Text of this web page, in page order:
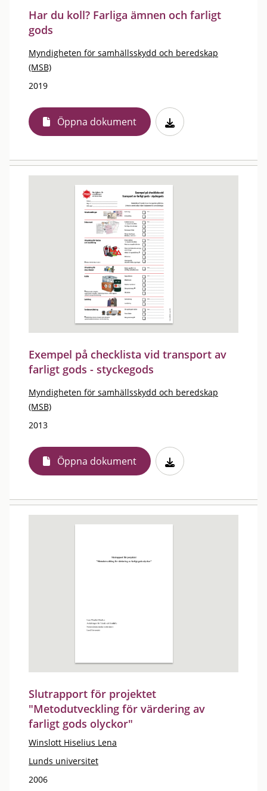
Har du koll? Farliga ämnen och farligt
gods
Myndigheten för samhällsskydd och beredskap
(MSB)
2019
Öppna dokument
Exempel på checklista vid transport av
farligt gods - styckegods
Myndigheten för samhällsskydd och beredskap
(MSB)
2013
Öppna dokument
Slutrapport för projektet
"Metodutveckling för värdering av
farligt gods olyckor"
Winslott Hiselius Lena
Lunds universitet
2006